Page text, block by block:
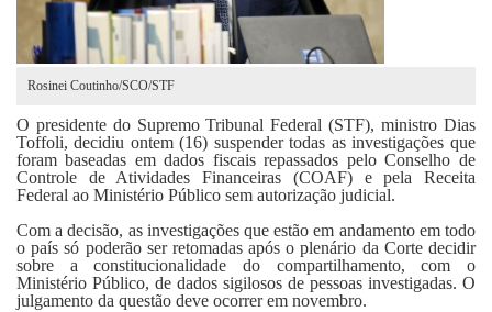
Rosinei Coutinho/SCO/STF
O presidente do Supremo Tribunal Federal (STF), ministro Dias
Toffoli, decidiu ontem (16) suspender todas as investigações que
foram baseadas em dados fiscais repassados pelo Conselho de
Controle de Atividades Financeiras (COAF) e pela Receita
Federal ao Ministério Público sem autorização judicial.
Com a decisão, as investigações que estão em andamento em todo
o país só poderão ser retomadas após o plenário da Corte decidir
sobre a constitucionalidade do compartilhamento, com o
Ministério Público, de dados sigilosos de pessoas investigadas. O
julgamento da questão deve ocorrer em novembro.